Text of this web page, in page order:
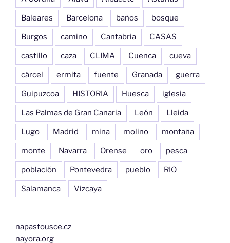
Baleares Barcelona baños bosque
Burgos camino Cantabria CASAS
castillo caza CLIMA Cuenca cueva
cárcel ermita fuente Granada guerra
Guipuzcoa HISTORIA Huesca iglesia
Las Palmas de Gran Canaria León Lleida
Lugo Madrid mina molino montaña
monte Navarra Orense oro pesca
población Pontevedra pueblo RIO
Salamanca Vizcaya
napastousce.cz
nayora.org